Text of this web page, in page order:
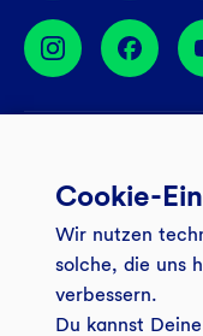
Banking App
Service
Onlinebanking Login
Unsere Angebote
Girokonto
Mitgliederkonto
Wo wirkt die GLS?
Kundenmagazin
Cookie-
Wir nutzen
solche, die uns
verbessern.
Du kannst